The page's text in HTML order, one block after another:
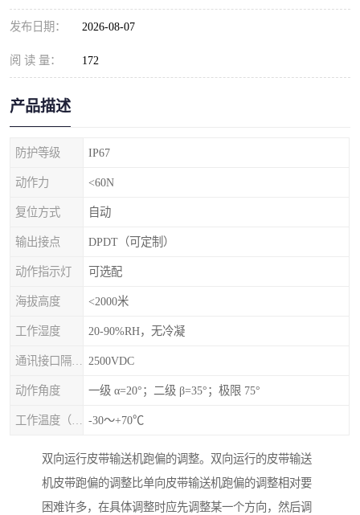
发布日期： 2026-08-07
阅 读 量： 172
产品描述
防护等级 IP67
动作力 <60N
复位方式 自动
输出接点 DPDT（可定制）
动作指示灯 可选配
海拔高度 <2000米
工作湿度 20-90%RH，无冷凝
2500VDC
动作角度 一级 α=20°；二级 β=35°；极限 75°
-30～+70℃
双向运行皮带输送机跑偏的调整。双向运行的皮带输送
机皮带跑偏的调整比单向皮带输送机跑偏的调整相对要
困难许多，在具体调整时应先调整某一个方向，然后调